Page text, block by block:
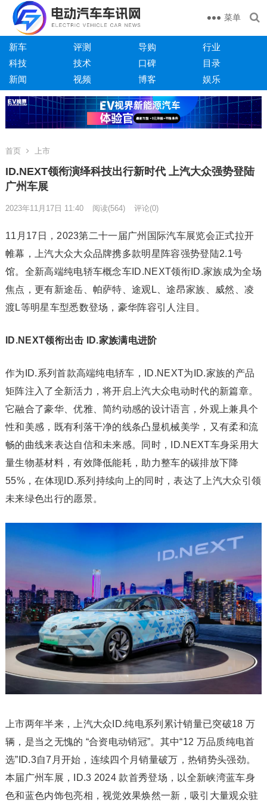
菜单
新车 评测 导购
行业
科技
技术 口碑
目录
新闻
视频 博客 娱乐
首页 上市
ID.NEXT领衔演绎科技出行新时代 上汽大众强势登陆
广州车展
2023年11月17日 11:40 阅读(564) 评论(0)
11月17日，2023第二十一届广州国际汽车展览会正式拉开
帷幕，上汽大众大众品牌携多款明星阵容强势登陆2.1号
馆。全新高端纯电轿车概念车ID.NEXT领衔ID.家族成为全场
焦点，更有新途岳、帕萨特、途观L、途昂家族、威然、凌
渡L等明星车型悉数登场，豪华阵容引人注目。
ID.NEXT领衔出击 ID.家族满电进阶
作为ID.系列首款高端纯电轿车，ID.NEXT为ID.家族的产品
矩阵注入了全新活力，将开启上汽大众电动时代的新篇章。
它融合了豪华、优雅、简约动感的设计语言，外观上兼具个
性和美感，既有利落干净的线条凸显机械美学，又有柔和流
畅的曲线来表达自信和未来感。同时，ID.NEXT车身采用大
量生物基材料，有效降低能耗，助力整车的碳排放下降
55%，在体现ID.系列持续向上的同时，表达了上汽大众引领
未来绿色出行的愿景。
上市两年半来，上汽大众ID.纯电系列累计销量已突破18 万
辆，是当之无愧的 “合资电动销冠”。其中“12 万品质纯电首
选”ID.3自7月开始，连续四个月销量破万，热销势头强劲。
本届广州车展，ID.3 2024 款首秀登场，以全新峡湾蓝车身
色和蓝色内饰包亮相，视觉效果焕然一新，吸引大量观众驻